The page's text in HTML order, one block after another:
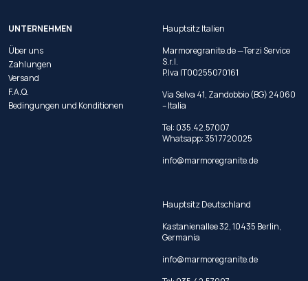
UNTERNEHMEN
Über uns
Zahlungen
Versand
F.A.Q.
Bedingungen und Konditionen
Hauptsitz Italien
Marmoregranite.de —Terzi Service
S.r.l.
P.Iva IT00255070161
Via Selva 41, Zandobbio (BG) 24060
– Italia
Tel: 035.42.57007
Whatsapp:351 7720025
info@marmoregranite.de
Hauptsitz Deutschland
Kastanienallee 32, 10435 Berlin,
Germania
info@marmoregranite.de